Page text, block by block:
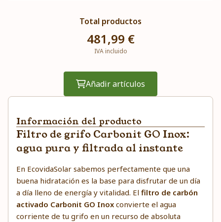
Total productos
481,99 €
IVA incluido
Añadir artículos
Información del producto
Filtro de grifo Carbonit GO Inox:
agua pura y filtrada al instante
En EcovidaSolar sabemos perfectamente que una
buena hidratación es la base para disfrutar de un día
a día lleno de energía y vitalidad. El filtro de carbón
activado Carbonit GO Inox convierte el agua
corriente de tu grifo en un recurso de absoluta